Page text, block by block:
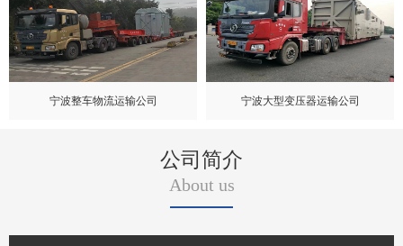
宁波整车物流运输公司 宁波大型变压器运输公司
公司简介
About us